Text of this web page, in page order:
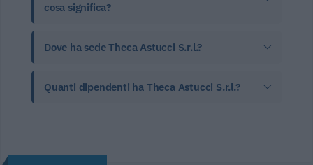
cosa significa?
Dove ha sede Theca Astucci S.r.l.?
Quanti dipendenti ha Theca Astucci S.r.l.?